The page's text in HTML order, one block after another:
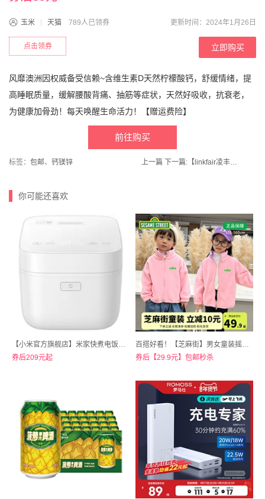
玉米 天猫 789人已领券 更新时间：2024年1月26日
点击领券 立即购买
风靡澳洲因权威备受信赖~含维生素D天然柠檬酸钙，舒缓情绪，提
高睡眠质量，缓解腰酸背痛、抽筋等症状，天然好吸收，抗衰老，
为健康加骨劲！每天唤醒生命活力！【赠运费险】
前往购买
标签： 包邮、 钙镁锌 上一篇 下一篇: 【linkfair凌丰旗舰店】凌丰平底锅不易粘锅家用小煎锅
你可能还喜欢
【小米官方旗舰店】米家快煮电饭煲3L-5L
券后209元起
百搭好看！【芝麻街】男女童装摇粒绒外套
券后【29.9元】包邮秒杀